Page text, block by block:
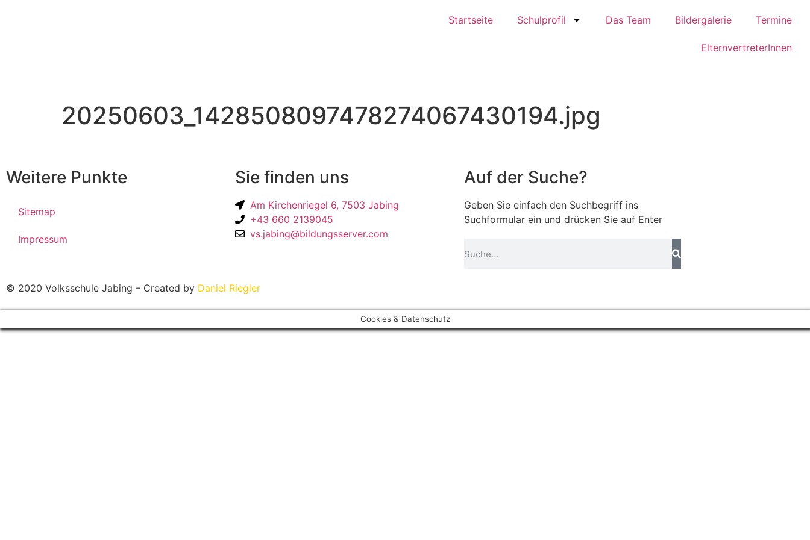
Startseite Schulprofil Das Team Bildergalerie Termine
ElternvertreterInnen
20250603_1428508097478274067430194.jpg
Weitere Punkte
Sitemap
Impressum
Sie finden uns
Am Kirchenriegel 6, 7503 Jabing
+43 660 2139045
vs.jabing@bildungsserver.com
Auf der Suche?
Geben Sie einfach den Suchbegriff ins
Suchformular ein und drücken Sie auf Enter
© 2020 Volksschule Jabing – Created by Daniel Riegler
Cookies & Datenschutz